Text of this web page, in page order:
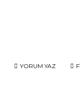
YORUM YAZ